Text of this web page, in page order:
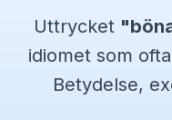
Uttrycket "
idiomet som
Betydelse,